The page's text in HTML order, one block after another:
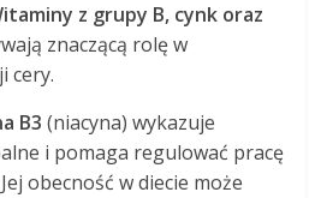
z grupy B, cynk oraz
znaczącą rolę w
cery.
B3 (niacyna) wykazuje
i pomaga regulować pracę
obecność w diecie może